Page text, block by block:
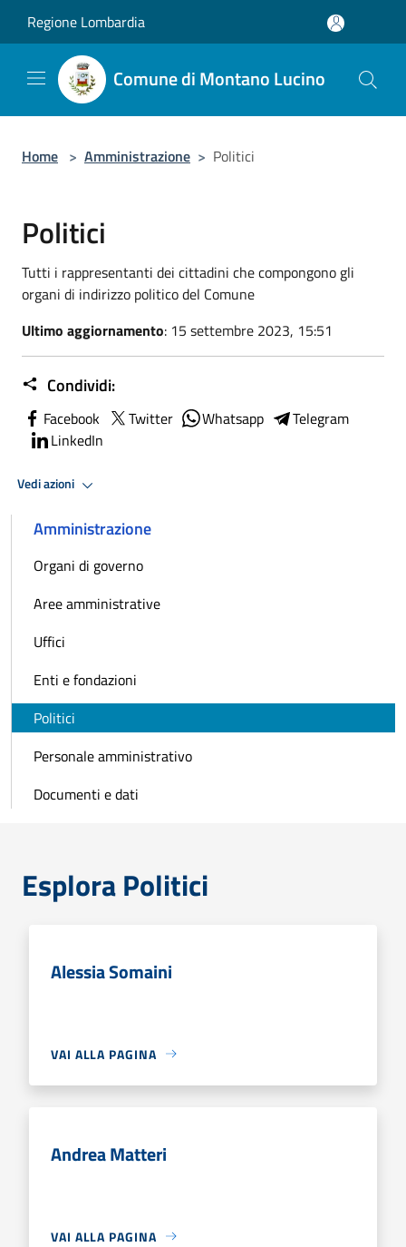
Regione Lombardia
Comune di Montano Lucino
Home > Amministrazione > Politici
Politici
Tutti i rappresentanti dei cittadini che compongono gli
organi di indirizzo politico del Comune
Ultimo aggiornamento: 15 settembre 2023, 15:51
Condividi:
Facebook Twitter Whatsapp
Telegram
LinkedIn
Vedi azioni
Amministrazione
Organi di governo
Aree amministrative
Uffici
Enti e fondazioni
Politici
Personale amministrativo
Documenti e dati
Esplora Politici
Alessia Somaini
VAI ALLA PAGINA
Andrea Matteri
VAI ALLA PAGINA